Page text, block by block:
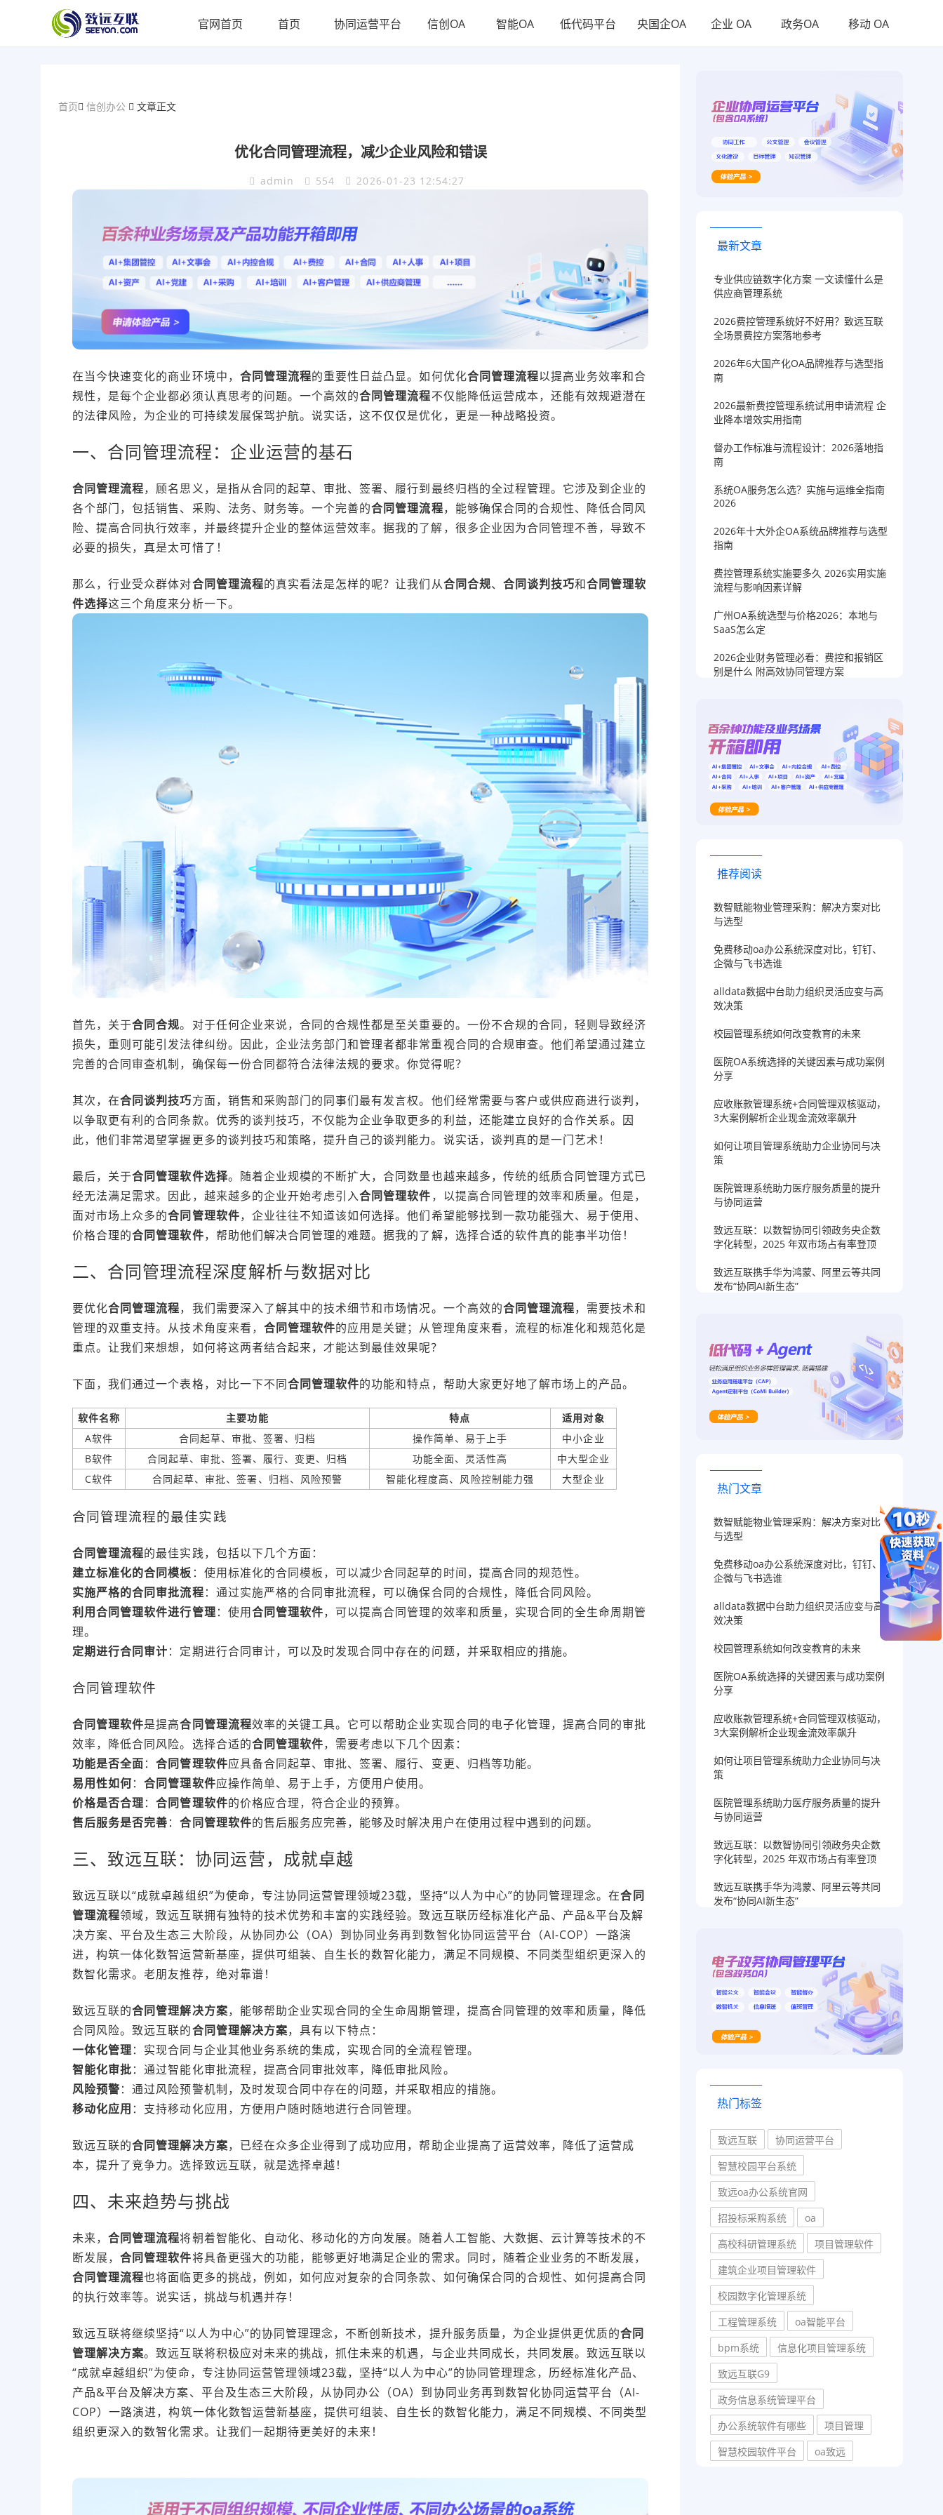
官网首页 首页 协同运营平台 信创OA 智能OA 低代码平台 央国企OA 企业 OA 政务OA 移动 OA
首页 信创办公 文章正文
优化合同管理流程，减少企业风险和错误
admin 554 2026-01-23 12:54:27
在当今快速变化的商业环境中， 合同管理流程的重要性日益凸显。如何优化合同管理流程以提高业务效率和合
规性，是每个企业都必须认真思考的问题。一个高效的合同管理流程不仅能降低运营成本，还能有效规避潜在
的法律风险，为企业的可持续发展保驾护航。说实话，这不仅仅是优化，更是一种战略投资。
一、合同管理流程：企业运营的基石
合同管理流程，顾名思义，是指从合同的起草、审批、签署、履行到最终归档的全过程管理。它涉及到企业的
各个部门，包括销售、采购、法务、财务等。一个完善的合同管理流程，能够确保合同的合规性、降低合同风
险、提高合同执行效率，并最终提升企业的整体运营效率。据我的了解，很多企业因为合同管理不善，导致不
必要的损失，真是太可惜了！
那么，行业受众群体对合同管理流程的真实看法是怎样的呢？让我们从合同合规、 合同谈判技巧和合同管理软
件选择这三个角度来分析一下。
首先，关于合同合规。对于任何企业来说，合同的合规性都是至关重要的。一份不合规的合同，轻则导致经济
损失，重则可能引发法律纠纷。因此，企业法务部门和管理者都非常重视合同的合规审查。他们希望通过建立
完善的合同审查机制，确保每一份合同都符合法律法规的要求。你觉得呢？
其次，在合同谈判技巧方面，销售和采购部门的同事们最有发言权。他们经常需要与客户或供应商进行谈判，
以争取更有利的合同条款。优秀的谈判技巧，不仅能为企业争取更多的利益，还能建立良好的合作关系。因
此，他们非常渴望掌握更多的谈判技巧和策略，提升自己的谈判能力。说实话，谈判真的是一门艺术！
最后，关于合同管理软件选择。随着企业规模的不断扩大，合同数量也越来越多，传统的纸质合同管理方式已
经无法满足需求。因此，越来越多的企业开始考虑引入合同管理软件，以提高合同管理的效率和质量。但是，
面对市场上众多的合同管理软件，企业往往不知道该如何选择。他们希望能够找到一款功能强大、易于使用、
价格合理的合同管理软件，帮助他们解决合同管理的难题。据我的了解，选择合适的软件真的能事半功倍！
二、合同管理流程深度解析与数据对比
要优化合同管理流程，我们需要深入了解其中的技术细节和市场情况。一个高效的合同管理流程，需要技术和
管理的双重支持。从技术角度来看， 合同管理软件的应用是关键；从管理角度来看，流程的标准化和规范化是
重点。让我们来想想，如何将这两者结合起来，才能达到最佳效果呢？
下面，我们通过一个表格，对比一下不同合同管理软件的功能和特点，帮助大家更好地了解市场上的产品。
软件名称 主要功能 特点
适用对象
A软件
合同起草、审批、签署、归档 操作简单、易于上手
中小企业
B软件
合同起草、审批、签署、履行、变更、归档 功能全面、灵活性高
中大型企业
C软件
合同起草、审批、签署、归档、风险预警 智能化程度高、风险控制能力强 大型企业
合同管理流程的最佳实践
合同管理流程的最佳实践，包括以下几个方面：
建立标准化的合同模板 ：使用标准化的合同模板，可以减少合同起草的时间，提高合同的规范性。
实施严格的合同审批流程：通过实施严格的合同审批流程，可以确保合同的合规性，降低合同风险。
利用合同管理软件进行管理：使用合同管理软件，可以提高合同管理的效率和质量，实现合同的全生命周期管
理。
定期进行合同审计：定期进行合同审计，可以及时发现合同中存在的问题，并采取相应的措施。
合同管理软件
合同管理软件是提高合同管理流程效率的关键工具。它可以帮助企业实现合同的电子化管理，提高合同的审批
效率，降低合同风险。选择合适的合同管理软件，需要考虑以下几个因素：
功能是否全面：合同管理软件应具备合同起草、审批、签署、履行、变更、归档等功能。
易用性如何：合同管理软件应操作简单、易于上手，方便用户使用。
价格是否合理：合同管理软件的价格应合理，符合企业的预算。
售后服务是否完善：合同管理软件的售后服务应完善，能够及时解决用户在使用过程中遇到的问题。
三、致远互联：协同运营，成就卓越
致远互联以“成就卓越组织”为使命，专注协同运营管理领域23载，坚持“以人为中心”的协同管理理念。在合同
管理流程领域，致远互联拥有独特的技术优势和丰富的实践经验。致远互联历经标准化产品、产品&平台及解
决方案、平台及生态三大阶段，从协同办公（OA）到协同业务再到数智化协同运营平台（AI-COP）一路演
进，构筑一体化数智运营新基座，提供可组装、自生长的数智化能力，满足不同规模、不同类型组织更深入的
数智化需求。老朋友推荐，绝对靠谱！
致远互联的合同管理解决方案，能够帮助企业实现合同的全生命周期管理，提高合同管理的效率和质量，降低
合同风险。致远互联的合同管理解决方案，具有以下特点：
一体化管理：实现合同与企业其他业务系统的集成，实现合同的全流程管理。
智能化审批：通过智能化审批流程，提高合同审批效率，降低审批风险。
风险预警：通过风险预警机制，及时发现合同中存在的问题，并采取相应的措施。
移动化应用 ：支持移动化应用，方便用户随时随地进行合同管理。
致远互联的合同管理解决方案，已经在众多企业得到了成功应用，帮助企业提高了运营效率，降低了运营成
本，提升了竞争力。选择致远互联，就是选择卓越！
四、未来趋势与挑战
未来，合同管理流程将朝着智能化、自动化、移动化的方向发展。随着人工智能、大数据、云计算等技术的不
断发展，合同管理软件将具备更强大的功能，能够更好地满足企业的需求。同时，随着企业业务的不断发展，
合同管理流程也将面临更多的挑战，例如，如何应对复杂的合同条款、如何确保合同的合规性、如何提高合同
的执行效率等。说实话，挑战与机遇并存！
致远互联将继续坚持“以人为中心”的协同管理理念，不断创新技术，提升服务质量，为企业提供更优质的合同
管理解决方案。致远互联将积极应对未来的挑战，抓住未来的机遇，与企业共同成长，共同发展。致远互联以
“成就卓越组织”为使命，专注协同运营管理领域23载，坚持“以人为中心”的协同管理理念，历经标准化产品、
产品&平台及解决方案、平台及生态三大阶段，从协同办公（OA）到协同业务再到数智化协同运营平台（AI-
COP）一路演进，构筑一体化数智运营新基座，提供可组装、自生长的数智化能力，满足不同规模、不同类型
组织更深入的数智化需求。让我们一起期待更美好的未来！
最新文章
专业供应链数字化方案 一文读懂什么是
供应商管理系统
2026费控管理系统好不好用？致远互联
全场景费控方案落地参考
2026年6大国产化OA品牌推荐与选型指
南
2026最新费控管理系统试用申请流程 企
业降本增效实用指南
督办工作标准与流程设计：2026落地指
南
系统OA服务怎么选？实施与运维全指南
2026
2026年十大外企OA系统品牌推荐与选型
指南
费控管理系统实施要多久 2026实用实施
流程与影响因素详解
广州OA系统选型与价格2026：本地与
SaaS怎么定
2026企业财务管理必看：费控和报销区
别是什么 附高效协同管理方案
推荐阅读
数智赋能物业管理采购：解决方案对比
与选型
免费移动oa办公系统深度对比，钉钉、
企微与飞书选谁
alldata数据中台助力组织灵活应变与高
效决策
校园管理系统如何改变教育的未来
医院OA系统选择的关键因素与成功案例
分享
应收账款管理系统+合同管理双核驱动，
3大案例解析企业现金流效率飙升
如何让项目管理系统助力企业协同与决
策
医院管理系统助力医疗服务质量的提升
与协同运营
致远互联：以数智协同引领政务央企数
字化转型，2025 年双市场占有率登顶
致远互联携手华为鸿蒙、阿里云等共同
发布“协同AI新生态”
热门文章
数智赋能物业管理采购：解决方案对比
与选型
免费移动oa办公系统深度对比，钉钉、
企微与飞书选谁
alldata数据中台助力组织灵活应变与高
效决策
校园管理系统如何改变教育的未来
医院OA系统选择的关键因素与成功案例
分享
应收账款管理系统+合同管理双核驱动，
3大案例解析企业现金流效率飙升
如何让项目管理系统助力企业协同与决
策
医院管理系统助力医疗服务质量的提升
与协同运营
致远互联：以数智协同引领政务央企数
字化转型，2025 年双市场占有率登顶
致远互联携手华为鸿蒙、阿里云等共同
发布“协同AI新生态”
热门标签
致远互联
协同运营平台
智慧校园平台系统
致远oa办公系统官网
招投标采购系统
oa
高校科研管理系统
项目管理软件
建筑企业项目管理软件
校园数字化管理系统
工程管理系统
oa智能平台
bpm系统
信息化项目管理系统
致远互联G9
政务信息系统管理平台
办公系统软件有哪些
项目管理
智慧校园软件平台
oa致远